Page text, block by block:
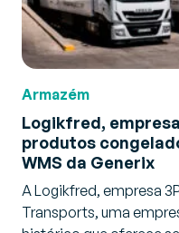
Armazém
Logikfred,
produtos
WMS da Generix
A Logikfred, empresa
Transports, uma